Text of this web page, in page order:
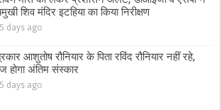
शिव मंदिर इटहिया का किया निरीक्षण
5 days ago
आशुतोष रौनियार के पिता रविंद रौनियार नहीं रहे,
होगा अंतिम संस्कार
5 days ago